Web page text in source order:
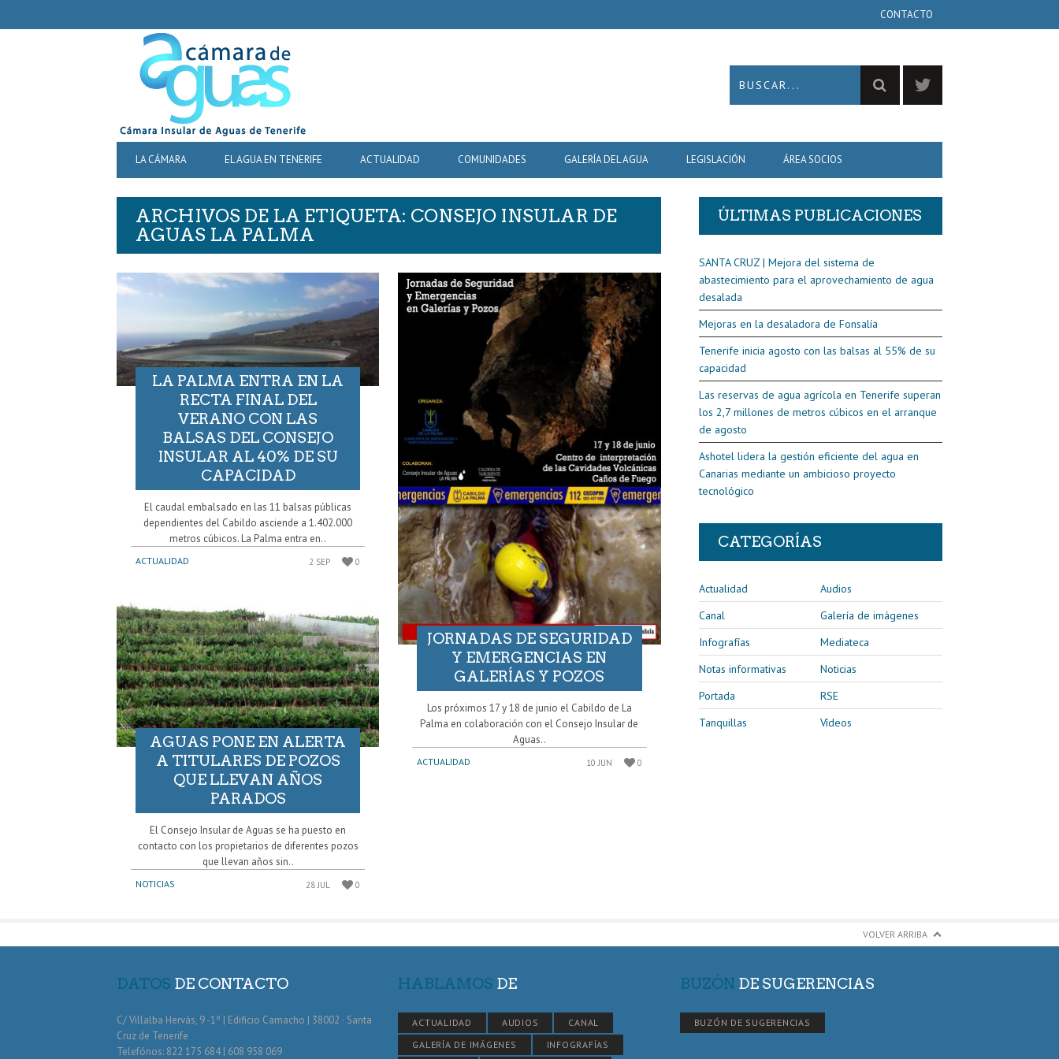
NAVIGATION
CONTACTO
PRIMARY
NAVIGATION
LA CÁMARA EL AGUA EN TENERIFE ACTUALIDAD COMUNIDADES GALERÍA DEL AGUA LEGISLACIÓN ÁREA SOCIOS
ARCHIVOS DE LA ETIQUETA: CONSEJO INSULAR DE
AGUAS LA PALMA
LA PALMA ENTRA EN LA
RECTA FINAL DEL
VERANO CON LAS
BALSAS DEL CONSEJO
INSULAR AL 40% DE SU
CAPACIDAD
El caudal embalsado en las 11 balsas públicas
dependientes del Cabildo asciende a 1.402.000
metros cúbicos. La Palma entra en..
ACTUALIDAD 2 SEP 0
AGUAS PONE EN ALERTA
A TITULARES DE POZOS
QUE LLEVAN AÑOS
PARADOS
El Consejo Insular de Aguas se ha puesto en
contacto con los propietarios de diferentes pozos
que llevan años sin..
NOTICIAS 28 JUL 0
JORNADAS DE SEGURIDAD
Y EMERGENCIAS EN
GALERÍAS Y POZOS
Los próximos 17 y 18 de junio el Cabildo de La
Palma en colaboración con el Consejo Insular de
Aguas..
ACTUALIDAD 10 JUN 0
ÚLTIMAS PUBLICACIONES
SANTA CRUZ | Mejora del sistema de
abastecimiento para el aprovechamiento de agua
desalada
Mejoras en la desaladora de Fonsalía
Tenerife inicia agosto con las balsas al 55% de su
capacidad
Las reservas de agua agrícola en Tenerife superan
los 2,7 millones de metros cúbicos en el arranque
de agosto
Ashotel lidera la gestión eficiente del agua en
Canarias mediante un ambicioso proyecto
tecnológico
CATEGORÍAS
Actualidad
Audios
Canal
Galería de imágenes
Infografías
Mediateca
Notas informativas
Noticias
Portada
RSE
Tanquillas
Vídeos
VOLVER ARRIBA
DATOS DE CONTACTO
C/ Villalba Hervás, 9 -1º | Edificio Camacho | 38002 · Santa
Cruz de Tenerife
Telefónos: 822 175 684 | 608 958 069
HABLAMOS DE
ACTUALIDAD AUDIOS
CANAL
GALERÍA DE IMÁGENES
INFOGRAFÍAS
BUZÓN DE SUGERENCIAS
BUZÓN DE SUGERENCIAS